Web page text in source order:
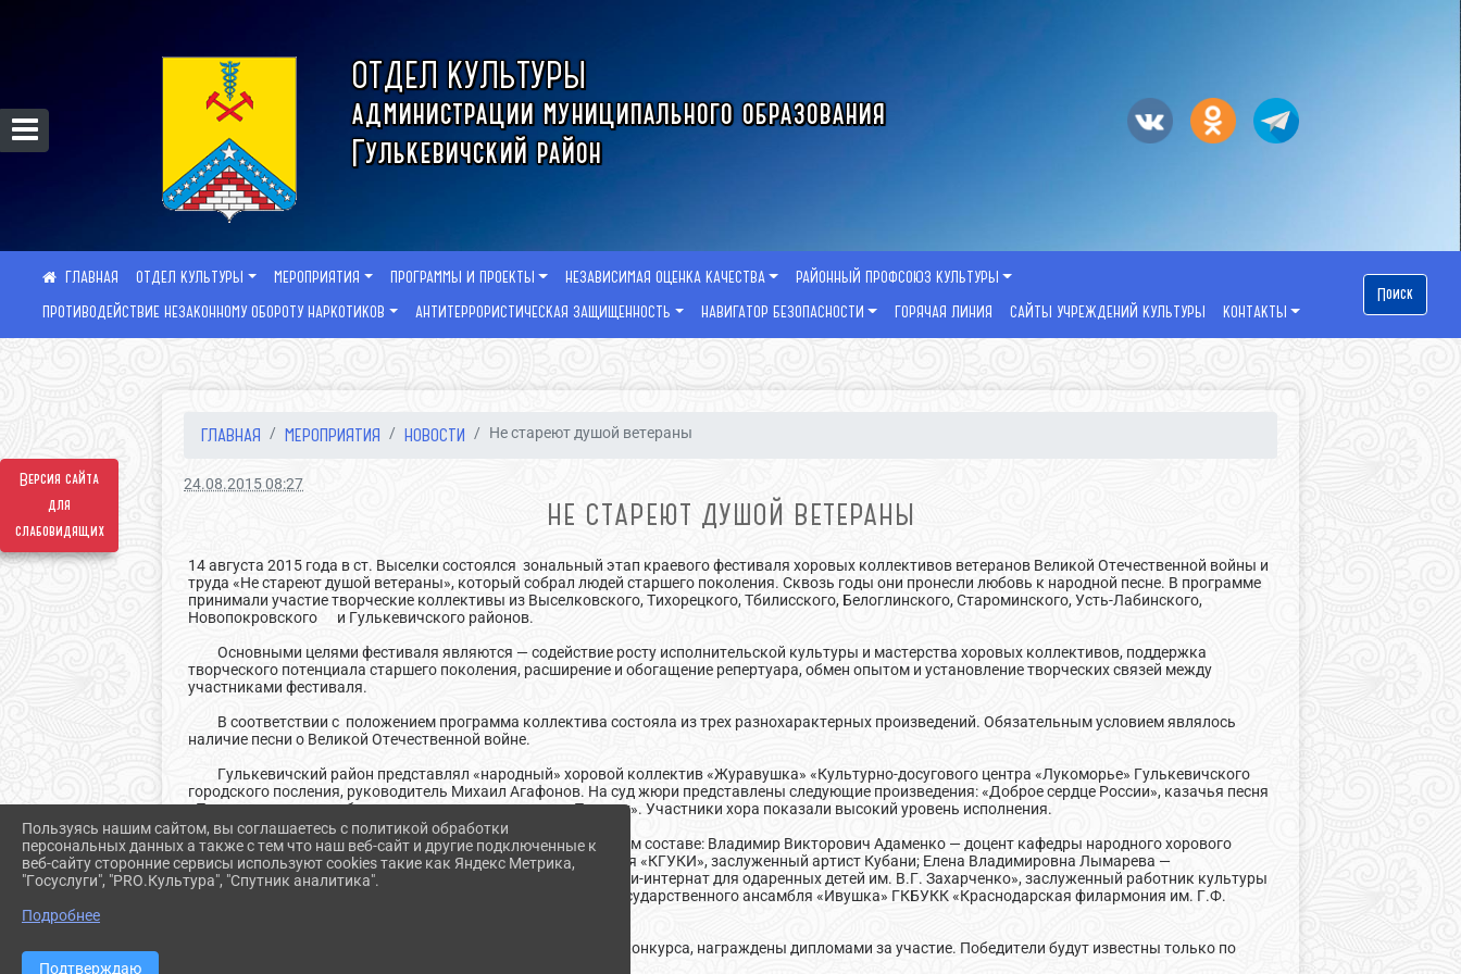
Версия сайта
для
слабовидящих
ОТДЕЛ КУЛЬТУРЫ
администрации муниципального образования
Гулькевичский район
ОТДЕЛ КУЛЬТУРЫ МЕРОПРИЯТИЯ ПРОГРАММЫ И ПРОЕКТЫ НЕЗАВИСИМАЯ ОЦЕНКА КАЧЕСТВА
РАЙОННЫЙ ПРОФСОЮЗ КУЛЬТУРЫ
ПРОТИВОДЕЙСТВИЕ НЕЗАКОННОМУ ОБОРОТУ НАРКОТИКОВ
АНТИТЕРРОРИСТИЧЕСКАЯ ЗАЩИЩЕННОСТЬ НАВИГАТОР БЕЗОПАСНОСТИ ГОРЯЧАЯ ЛИНИЯ САЙТЫ УЧРЕЖДЕНИЙ КУЛЬТУРЫ КОНТАКТЫ
Поиск
ГЛАВНАЯ МЕРОПРИЯТИЯ НОВОСТИ Не стареют душой ветераны
24.08.2015 08:27
НЕ СТАРЕЮТ ДУШОЙ ВЕТЕРАНЫ
14 августа 2015 года в ст. Выселки состоялся зональный этап краевого фестиваля хоровых коллективов ветеранов Великой Отечественной войны и
труда «Не стареют душой ветераны», который собрал людей старшего поколения. Сквозь годы они пронесли любовь к народной песне. В программе
принимали участие творческие коллективы из Выселковского, Тихорецкого, Тбилисского, Белоглинского, Староминского, Усть-Лабинского,
Новопокровского и Гулькевичского районов.
Основными целями фестиваля являются — содействие росту исполнительской культуры и мастерства хоровых коллективов, поддержка
творческого потенциала старшего поколения, расширение и обогащение репертуара, обмен опытом и установление творческих связей между
участниками фестиваля.
В соответствии с положением программа коллектива состояла из трех разнохарактерных произведений. Обязательным условием являлось
наличие песни о Великой Отечественной войне.
Гулькевичский район представлял «народный» хоровой коллектив «Журавушка» «Культурно-досугового центра «Лукоморье» Гулькевичского
городского посления, руководитель Михаил Агафонов. На суд жюри представлены следующие произведения: «Доброе сердце России», казачья песня
«Поехал казак на чужбину далеко», шуточная песня «По воду». Участники хора показали высокий уровень исполнения.
Конкурс оценивало профессиональное жюри в следующем составе: Владимир Викторович Адаменко — доцент кафедры народного хорового
творчества ФГБОУ высшего профессионального образования «КГУКИ», заслуженный артист Кубани; Елена Владимировна Лымарева —
преподаватель ГБУКК «Средняя общеобразовательная школи-интернат для одаренных детей им. В.Г. Захарченко», заслуженный работник культуры
Кубани; Александр Александрович Мосягин — хормейстер государственного ансамбля «Ивушка» ГКБУКК «Краснодарская филармония им. Г.Ф.
Все коллективы, принявшие участие в зональном этапе конкурса, награждены дипломами за участие. Победители будут известны только по
Пользуясь нашим сайтом, вы соглашаетесь с политикой обработки
персональных данных а также с тем что наш веб-сайт и другие подключенные к
веб-сайту сторонние сервисы используют cookies такие как Яндекс Метрика,
"Госуслуги", "PRO.Культура", "Спутник аналитика".
Подробнее
Подтверждаю